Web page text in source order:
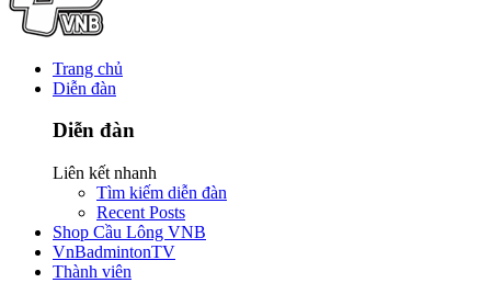
Trang chủ
Diễn đàn
Diễn đàn
Liên kết nhanh
Tìm kiếm diễn đàn
Recent Posts
Shop Cầu Lông VNB
VnBadmintonTV
Thành viên